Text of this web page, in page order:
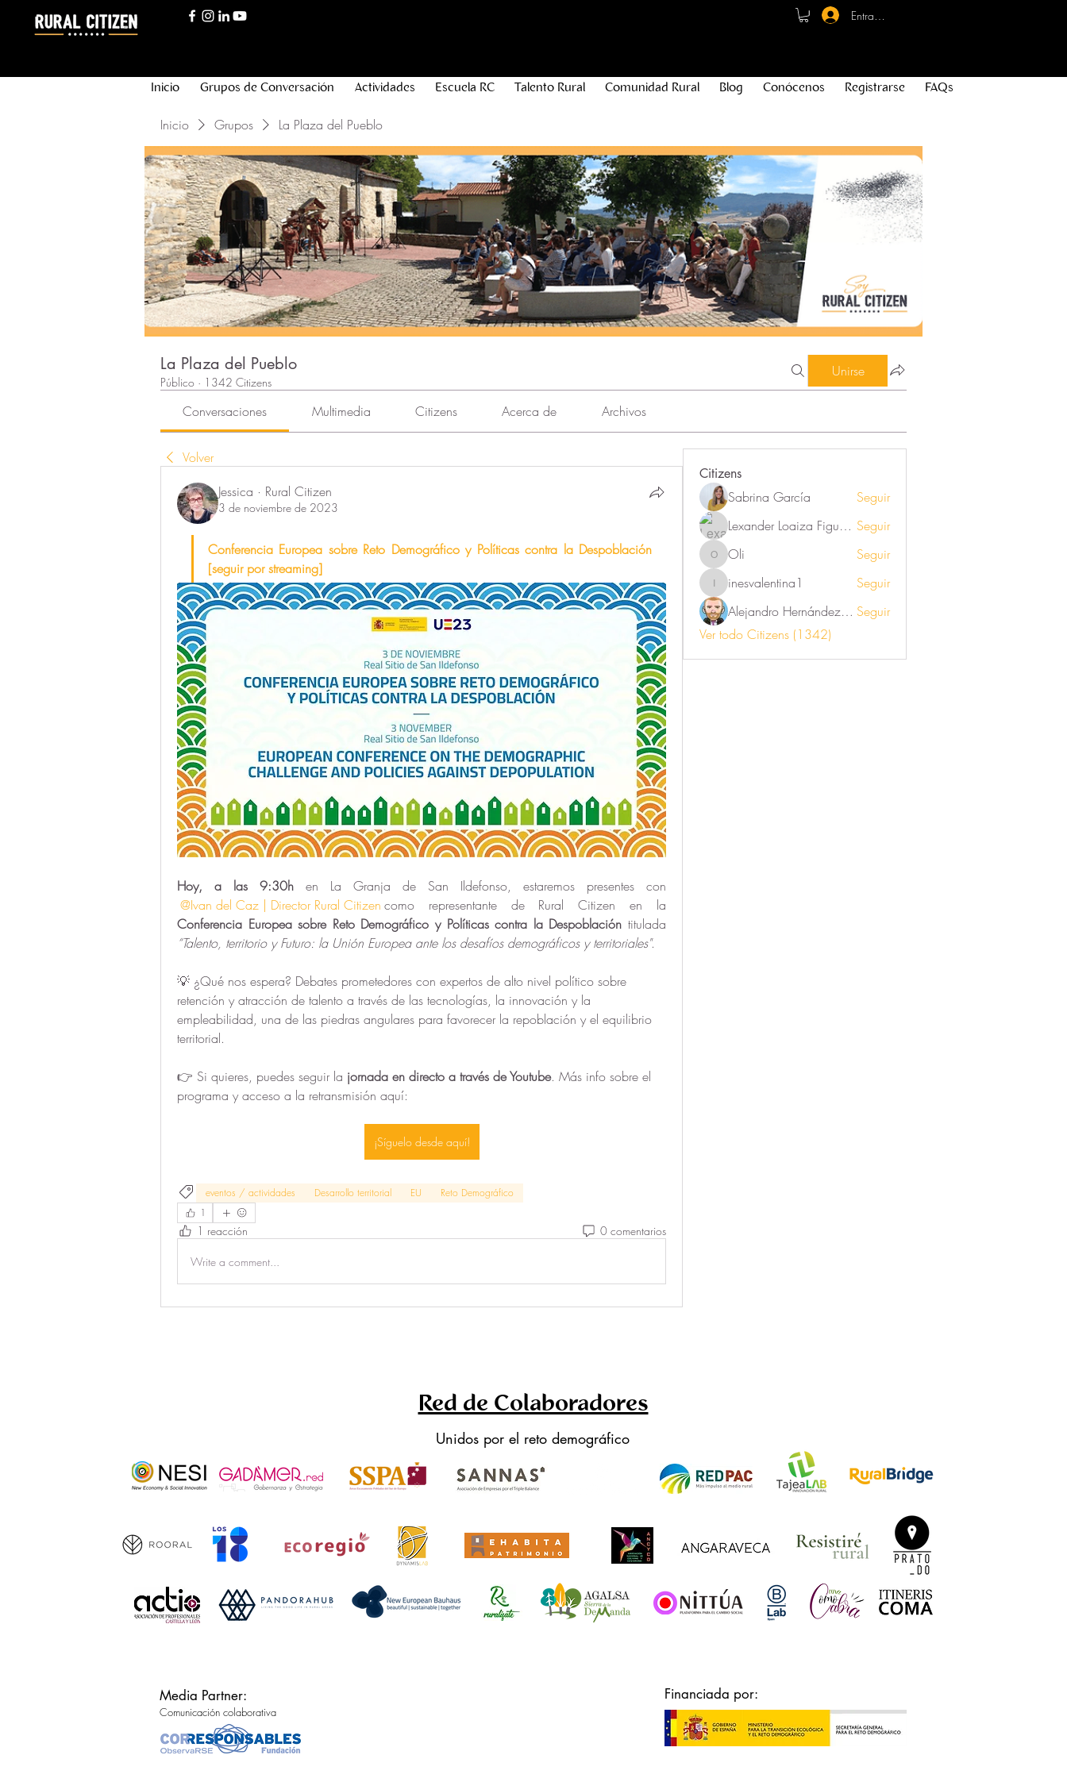
Entrar - Registro
Inicio Grupos de Conversación Actividades Escuela RC Talento Rural Comunidad Rural Blog Conócenos Registrarse FAQs
Inicio Grupos La Plaza del Pueblo
La Plaza del Pueblo
Público · 1342 Citizens
Unirse
Conversaciones Multimedia Citizens Acerca de Archivos
Volver
Jessica · Rural Citizen
3 de noviembre de 2023
Conferencia Europea sobre Reto Demográfico y Políticas contra la Despoblación
[seguir por streaming]
Hoy, a las 9:30h en
La Granja de San Ildefonso, estaremos presentes con
@Ivan del Caz | Director Rural Citizen
Conferencia Europea sobre Reto Demográfico y Políticas contra la Despoblación
“Talento, territorio y Futuro: la Unión Europea ante los desafíos demográficos y territoriales".
💡 ¿Qué nos espera? Debates prometedores con expertos de alto nivel político sobre
retención y atracción de talento a través de las tecnologías, la innovación y la
empleabilidad, una de las piedras angulares para favorecer la repoblación y el equilibrio
territorial.
👉 Si quieres, puedes seguir la jornada en directo a través de Youtube. Más info sobre el
programa y acceso a la retransmisión aquí:
¡Síguelo desde aquí!
eventos / actividades Desarrollo territorial EU
Reto Demográfico
1
1 reacción 0 comentarios
Write a comment...
Citizens
Sabrina García
Seguir
Lexander Loaiza Figueroa Seguir
Oli Oli Seguir
inesvalentina1
inesvalentina1
Seguir
Alejandro Hernández Renner Seguir
Ver todo Citizens (1342)
Red de Colaboradores
Unidos por el reto demográfico
Media Partner:
Comunicación colaborativa
Financiada por: